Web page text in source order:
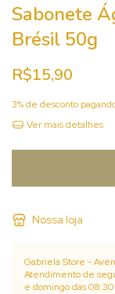
Sabonete
Brésil 50g
R$15,90
3% de desconto
Ver mais detalhes
Nossa loja
Gabriela Store -
Atendimento de
e domingo das 08:30